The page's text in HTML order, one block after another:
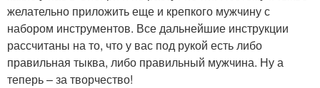
желательно приложить еще и крепкого мужчину с
набором инструментов. Все дальнейшие инструкции
рассчитаны на то, что у вас под рукой есть либо
правильная тыква, либо правильный мужчина. Ну а
теперь – за творчество!